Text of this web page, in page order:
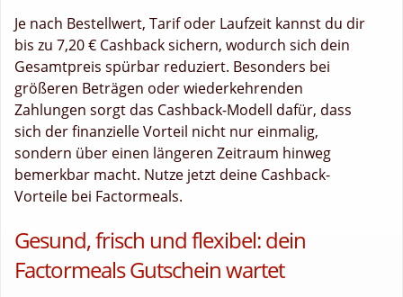
Je nach Bestellwert, Tarif oder Laufzeit kannst du dir
bis zu 7,20 € Cashback sichern, wodurch sich dein
Gesamtpreis spürbar reduziert. Besonders bei
größeren Beträgen oder wiederkehrenden
Zahlungen sorgt das Cashback-Modell dafür, dass
sich der finanzielle Vorteil nicht nur einmalig,
sondern über einen längeren Zeitraum hinweg
bemerkbar macht. Nutze jetzt deine Cashback-
Vorteile bei Factormeals.
Gesund, frisch und flexibel: dein
Factormeals Gutschein wartet